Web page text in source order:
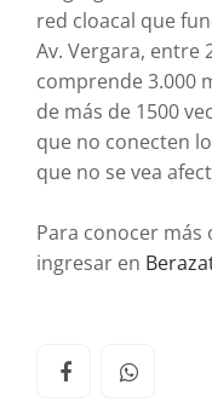
red cloacal que
Av. Vergara, entre
comprende 3.000
de más de 1500
que no conecten
que no se vea
Para conocer
ingresar en